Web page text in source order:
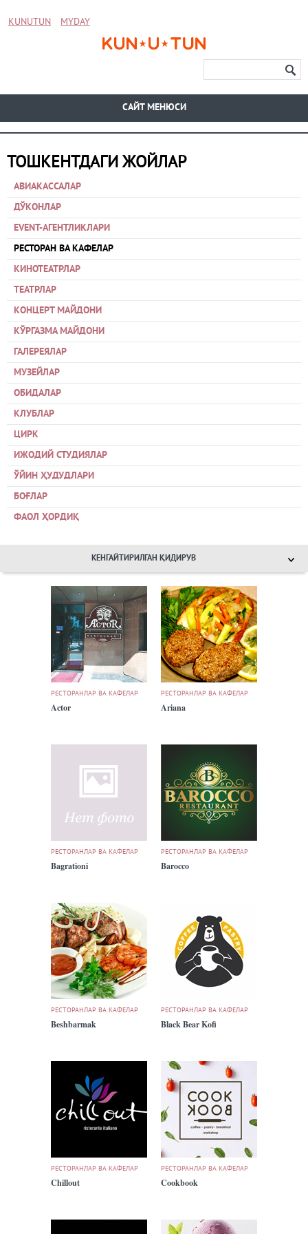
KUNUTUN MYDAY
CАЙТ МЕНЮСИ
ТОШКЕНТДАГИ ЖОЙЛАР
АВИАКАССАЛАР
ДЎКОНЛАР
EVENT-АГЕНТЛИКЛАРИ
РЕСТОРАН ВА КАФЕЛАР
КИНОТЕАТРЛАР
ТЕАТРЛАР
КОНЦЕРТ МАЙДОНИ
КЎРГАЗМА МАЙДОНИ
ГАЛЕРЕЯЛАР
МУЗЕЙЛАР
ОБИДАЛАР
КЛУБЛАР
ЦИРК
ИЖОДИЙ СТУДИЯЛАР
ЎЙИН ҲУДУДЛАРИ
БОҒЛАР
ФАОЛ ҲОРДИҚ
КЕНГАЙТИРИЛГАН ҚИДИРУВ
РЕСТОРАНЛАР ВА КАФЕЛАР
Actor
РЕСТОРАНЛАР ВА КАФЕЛАР
Ariana
РЕСТОРАНЛАР ВА КАФЕЛАР
Bagrationi
РЕСТОРАНЛАР ВА КАФЕЛАР
Barocco
РЕСТОРАНЛАР ВА КАФЕЛАР
Beshbarmak
РЕСТОРАНЛАР ВА КАФЕЛАР
Black Bear Kofi
РЕСТОРАНЛАР ВА КАФЕЛАР
Chillout
РЕСТОРАНЛАР ВА КАФЕЛАР
Cookbook